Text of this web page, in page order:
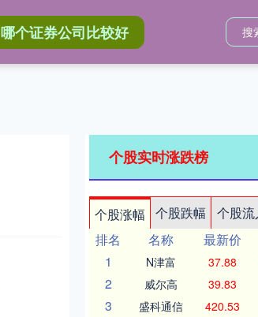
哪个证券公司比较好
个股实时涨跌榜
个股涨幅 个股跌幅 个股流
排名
名称 最新价
1
N津富 37.88
2 威尔高 39.83
3 盛科通信 420.53